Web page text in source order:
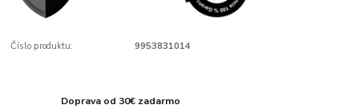
Číslo produktu: 9953831014
Doprava od 30€ zadarmo